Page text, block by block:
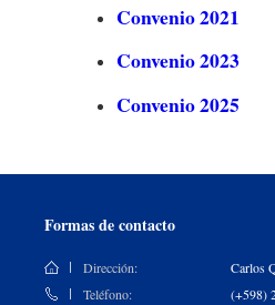
Convenio 2021
Convenio 2023
Convenio 2025
Formas de contacto
Dirección:
Carlos
Teléfono:
(+598)